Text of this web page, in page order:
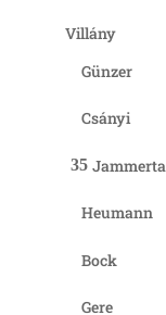
Villány
Günzer
Csányi
Heumann
Bock
Gere